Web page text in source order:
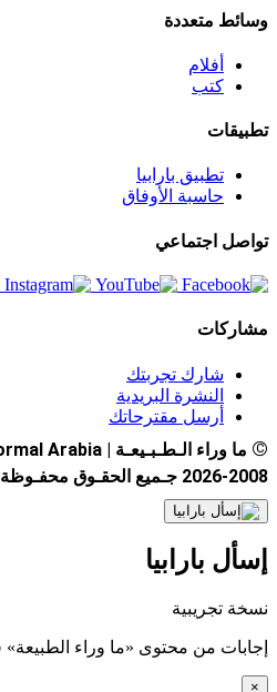
وسائط متعددة
أفلام
كتب
تطبيقات
تطبيق بارابيا
حاسبة الأوفاق
تواصل اجتماعي
مشاركات
شارك تجربتك
النشرة البريدية
أرسل مقترحاتك
© ما وراء الـطـبـيعـة | Paranormal Arabia
2026-2008 جـميع الحقـوق محفـوظة
إسأل بارابيا
نسخة تجريبية
إجابات من محتوى «ما وراء
×